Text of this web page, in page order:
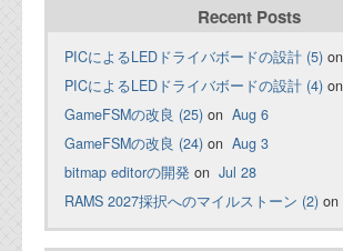
Recent Posts
PICによるLEDドライバボードの設計 (5) on
PICによるLEDドライバボードの設計 (4) on
GameFSMの改良 (25) on Aug 6
GameFSMの改良 (24) on Aug 3
bitmap editorの開発 on Jul 28
RAMS 2027採択へのマイルストーン (2) on